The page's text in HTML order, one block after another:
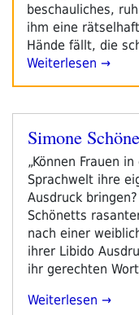
beschauliches,
ihm eine
Hände fällt, die
Weiterlesen →
Veröffentlicht
am
Simone
„Können Frauen
Sprachwelt ihre
Ausdruck
Schönetts
nach einer
ihrer Libido
ihr gerechten
„Simone
Weiterlesen